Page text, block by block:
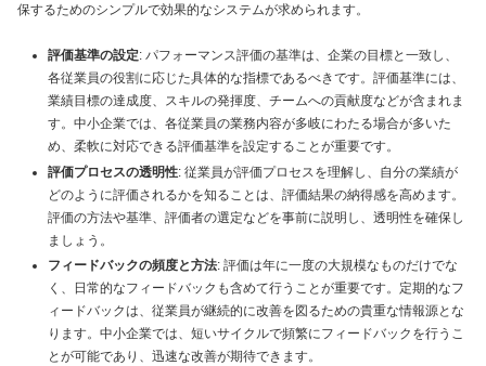
保するためのシンプルで効果的なシステムが求められます。
評価基準の設定: パフォーマンス評価の基準は、企業の目標と一致し、
各従業員の役割に応じた具体的な指標であるべきです。評価基準には、
業績目標の達成度、スキルの発揮度、チームへの貢献度などが含まれま
す。中小企業では、各従業員の業務内容が多岐にわたる場合が多いた
め、柔軟に対応できる評価基準を設定することが重要です。
評価プロセスの透明性: 従業員が評価プロセスを理解し、自分の業績が
どのように評価されるかを知ることは、評価結果の納得感を高めます。
評価の方法や基準、評価者の選定などを事前に説明し、透明性を確保し
ましょう。
フィードバックの頻度と方法: 評価は年に一度の大規模なものだけでな
く、日常的なフィードバックも含めて行うことが重要です。定期的なフ
ィードバックは、従業員が継続的に改善を図るための貴重な情報源とな
ります。中小企業では、短いサイクルで頻繁にフィードバックを行うこ
とが可能であり、迅速な改善が期待できます。